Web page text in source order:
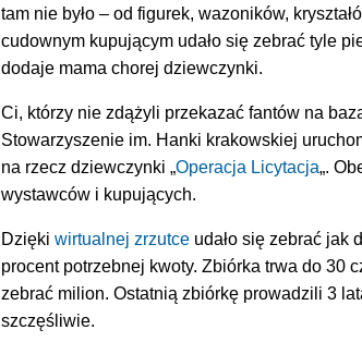
tam nie było – od figurek, wazoników,
cudownym kupującym udało się zebrać tyle
dodaje mama chorej dziewczynki.
Ci, którzy nie zdążyli przekazać fantów na
Stowarzyszenie im. Hanki krakowskiej
na rzecz dziewczynki „Operacja Licytacja„.
wystawców i kupujących.
Dzięki wirtualnej zrzutce udało się zebrać jak
procent potrzebnej kwoty. Zbiórka trwa do 30
zebrać milion. Ostatnią zbiórkę prowadzili 3
szczęśliwie.